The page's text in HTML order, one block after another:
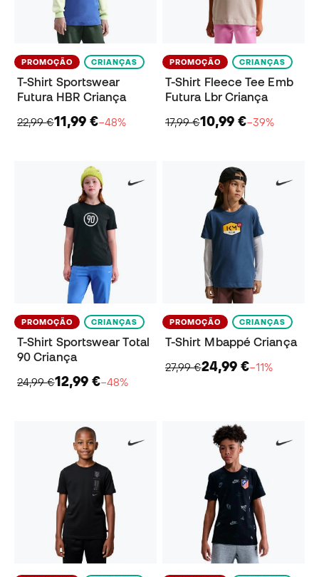
PROMOÇÃO CRIANÇAS
T-Shirt Sportswear
Futura HBR Criança
22,99 €11,99 €−48%
PROMOÇÃO CRIANÇAS
T-Shirt Fleece Tee Emb
Futura Lbr Criança
17,99 €10,99 €−39%
PROMOÇÃO CRIANÇAS
T-Shirt Sportswear Total
90 Criança
24,99 €12,99 €−48%
PROMOÇÃO CRIANÇAS
T-Shirt Mbappé Criança
27,99 €24,99 €−11%